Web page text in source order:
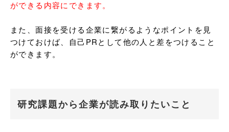
ができる内容にできます。
また、面接を受ける企業に繋がるようなポイントを見
つけておけば、自己PRとして他の人と差をつけること
ができます。
研究課題から企業が読み取りたいこと